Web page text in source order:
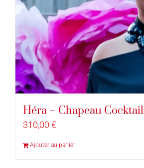
Héra – Chapeau Cocktail
310,00 €
Ajouter au panier